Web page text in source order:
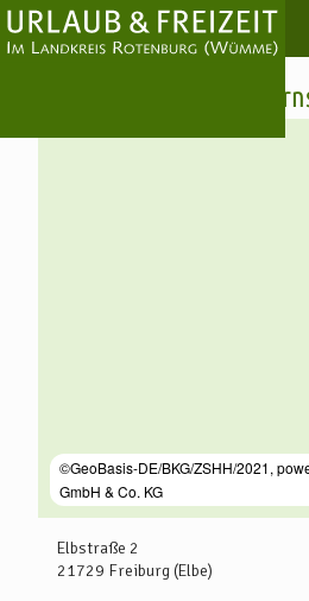
Galerie im
Elbstraße 2
21729 Freiburg (Elbe)